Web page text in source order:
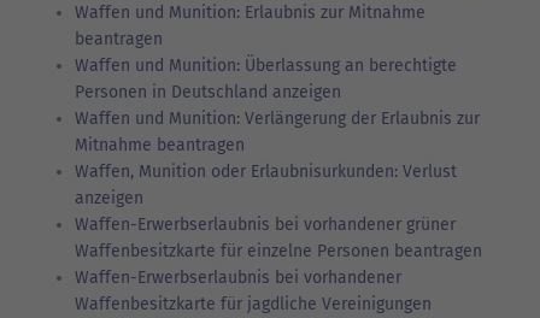
Waffen und Munition: Erlaubnis zur Mitnahme
beantragen
Waffen und Munition: Überlassung an berechtigte
Personen in Deutschland anzeigen
Waffen und Munition: Verlängerung der Erlaubnis zur
Mitnahme beantragen
Waffen, Munition oder Erlaubnisurkunden: Verlust
anzeigen
Waffen-Erwerbserlaubnis bei vorhandener grüner
Waffenbesitzkarte für einzelne Personen beantragen
Waffen-Erwerbserlaubnis bei vorhandener
Waffenbesitzkarte für jagdliche Vereinigungen